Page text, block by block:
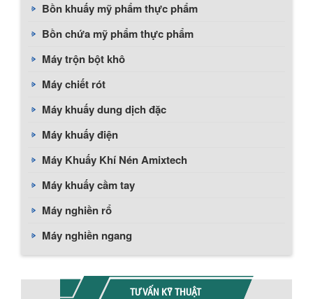
Bồn khuấy mỹ phẩm thực phẩm
Bồn chứa mỹ phẩm thực phẩm
Máy trộn bột khô
Máy chiết rót
Máy khuấy dung dịch đặc
Máy khuấy điện
Máy Khuấy Khí Nén Amixtech
Máy khuấy cầm tay
Máy nghiền rổ
Máy nghiền ngang
TƯ VẤN KỸ THUẬT